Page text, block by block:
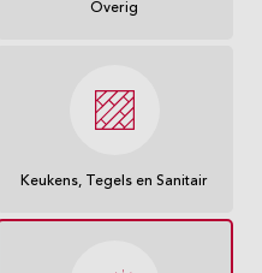
Overig
Keukens, Tegels en Sanitair